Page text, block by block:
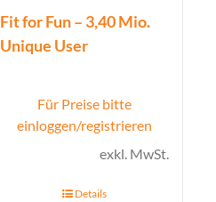
Fit for Fun – 3,40 Mio.
Unique User
Für Preise bitte
einloggen/registrieren
exkl. MwSt.
Details